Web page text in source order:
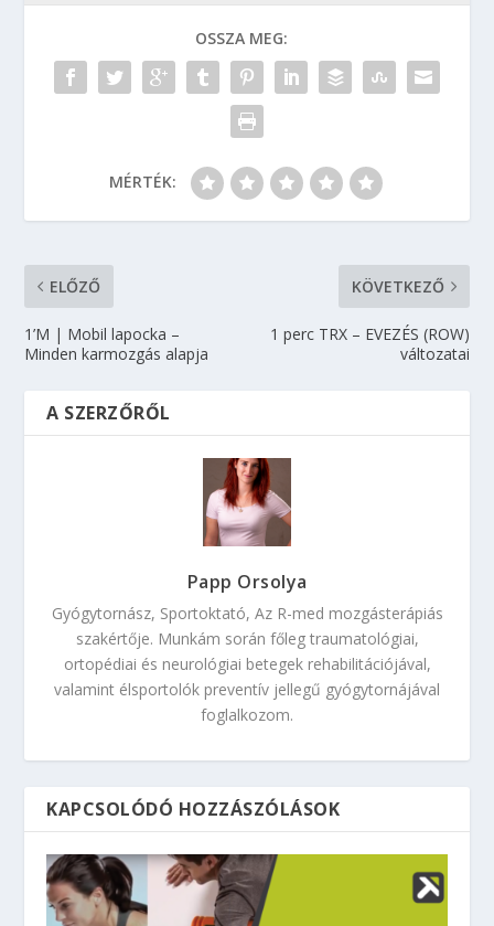
OSSZA MEG:
MÉRTÉK:
ELŐZŐ
1’M | Mobil lapocka –
Minden karmozgás alapja
KÖVETKEZŐ
1 perc TRX – EVEZÉS (ROW)
változatai
A SZERZŐRŐL
Papp Orsolya
Gyógytornász, Sportoktató, Az R-med mozgásterápiás
szakértője. Munkám során főleg traumatológiai,
ortopédiai és neurológiai betegek rehabilitációjával,
valamint élsportolók preventív jellegű gyógytornájával
foglalkozom.
KAPCSOLÓDÓ HOZZÁSZÓLÁSOK